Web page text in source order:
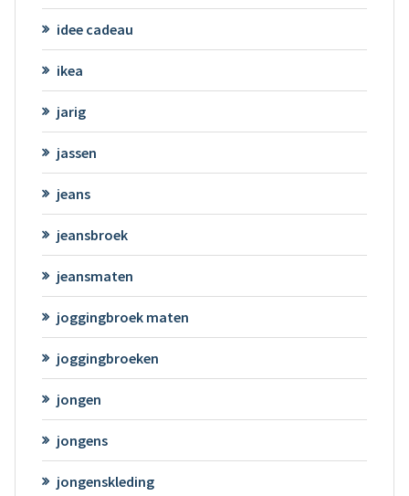
idee cadeau
ikea
jarig
jassen
jeans
jeansbroek
jeansmaten
joggingbroek maten
joggingbroeken
jongen
jongens
jongenskleding